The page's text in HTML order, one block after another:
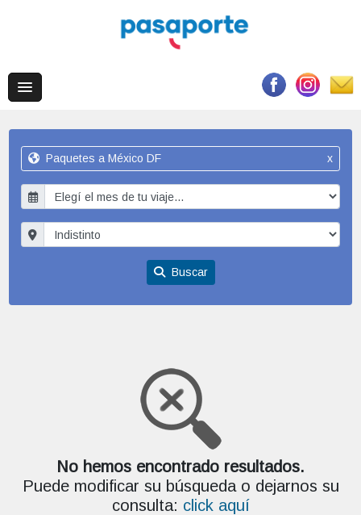
Paquetes a México DF x
Buscar
No hemos encontrado resultados.
Puede modificar su búsqueda o dejarnos su
consulta: click aquí